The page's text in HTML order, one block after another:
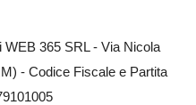
WEB 365 SRL - Via Nicola
- Codice Fiscale e Partita